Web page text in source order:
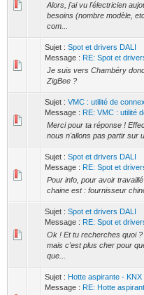
Alors, j'ai vu l'électricien
besoins (nombre modèle,
com...
Sujet : Spot et drivers DALI
Message : RE: Spot et
Je suis vers Chambéry
ZigBee ?
Sujet : VMC : utilité de
Message : RE: VMC : utilité
Merci pour ta réponse !
nous n'allons pas partir sur
Sujet : Spot et drivers DALI
Message : RE: Spot et
Pour info, pour avoir
chaine est : fournisseur
Sujet : Spot et drivers DALI
Message : RE: Spot et
Ok ! Et tu recherches quoi
mais c'est plus cher pour
que...
Sujet : Hotte aspirante -
Message : RE: Hotte